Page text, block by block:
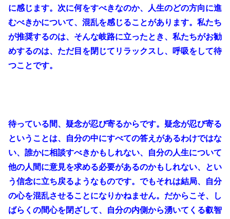
に感じます。次に何をすべきなのか、人生のどの方向に進
むべきかについて、混乱を感じることがあります。私たち
が推奨するのは、そんな岐路に立ったとき、私たちがお勧
めするのは、ただ目を閉じてリラックスし、呼吸をして待
つことです。
待っている間、疑念が忍び寄るからです。疑念が忍び寄る
ということは、自分の中にすべての答えがあるわけではな
い、誰かに相談すべきかもしれない、自分の人生について
他の人間に意見を求める必要があるのかもしれない、とい
う信念に立ち戻るようなものです。でもそれは結局、自分
の心を混乱させることになりかねません。だからこそ、し
ばらくの間心を閉ざして、自分の内側から湧いてくる叡智